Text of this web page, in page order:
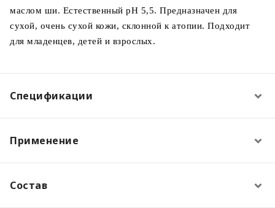
маслом ши. Естественный pH 5,5. Предназначен для
сухой, очень сухой кожи, склонной к атопии. Подходит
для младенцев, детей и взрослых.
Спецификации
Применение
Состав